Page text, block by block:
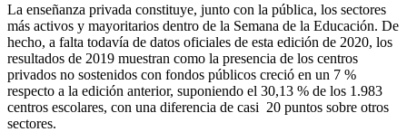
La enseñanza privada constituye, junto con la pública, los sectores
más activos y mayoritarios dentro de la Semana de la Educación. De
hecho, a falta todavía de datos oficiales de esta edición de 2020, los
resultados de 2019 muestran como la presencia de los centros
privados no sostenidos con fondos públicos creció en un 7 %
respecto a la edición anterior, suponiendo el 30,13 % de los 1.983
centros escolares, con una diferencia de casi 20 puntos sobre otros
sectores.